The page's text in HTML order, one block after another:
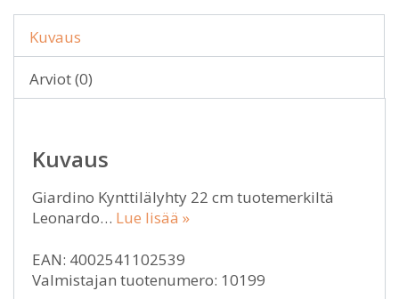
Kuvaus
Arviot (0)
Kuvaus
Giardino Kynttilälyhty 22 cm tuotemerkiltä
Leonardo… Lue lisää »
EAN: 4002541102539
Valmistajan tuotenumero: 10199